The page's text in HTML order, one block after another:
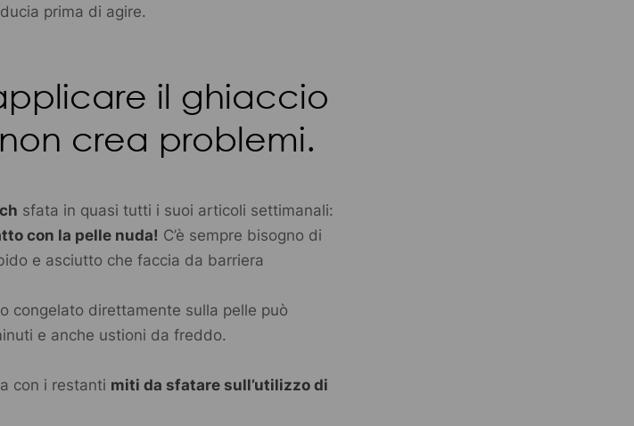
prima di agire.
il ghiaccio
crea problemi.
sfata in quasi tutti i suoi articoli settimanali:
con la pelle nuda! C’è sempre bisogno di
e asciutto che faccia da barriera
congelato direttamente sulla pelle può
e anche ustioni da freddo.
con i restanti miti da sfatare sull’utilizzo di